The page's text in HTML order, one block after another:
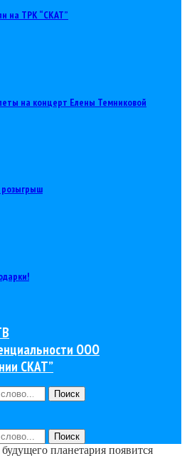
на ТРК “СКАТ”
на концерт Елены Темниковой
ООО
СКАТ”
Поиск
Поиск
планетария появится